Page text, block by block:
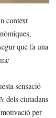
context
que fa una
sensació
dels ciutadans
per